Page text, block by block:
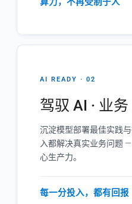
算力，不再受制于人
AI READY · 02
驾驭 AI · 业务
沉淀模型部署最佳实践
入都解决真实业务问题
心生产力。
每一分投入，都有回报